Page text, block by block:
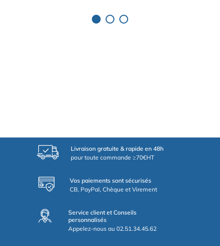
Livraison gratuite & rapide en 48h
pour toute commande ≥70€HT
Vos paiements sont sécurisés
CB, PayPal, Chèque et Virement
Service client et Conseils
personnalisés
Appelez-nous au 02.51.34.45.62